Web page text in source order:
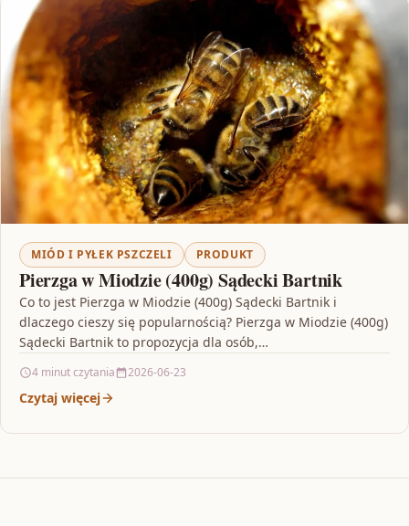
MIÓD I PYŁEK PSZCZELI PRODUKT
Pierzga w Miodzie (400g) Sądecki Bartnik
Co to jest Pierzga w Miodzie (400g) Sądecki Bartnik i
dlaczego cieszy się popularnością? Pierzga w Miodzie (400g)
Sądecki Bartnik to propozycja dla osób,…
4 minut czytania 2026-06-23
Czytaj więcej